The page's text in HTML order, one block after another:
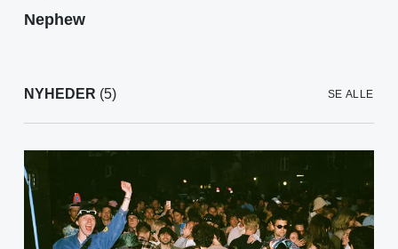
Nephew
NYHEDER (5) SE ALLE